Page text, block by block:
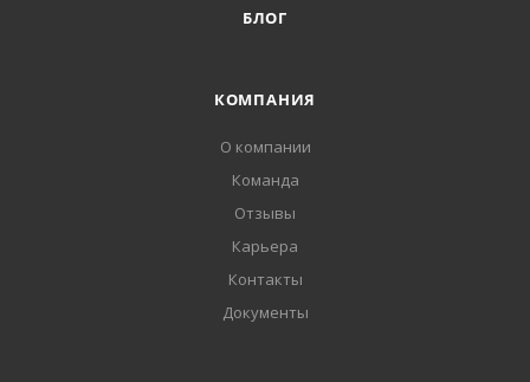
БЛОГ
КОМПАНИЯ
О компании
Команда
Отзывы
Карьера
Контакты
Документы